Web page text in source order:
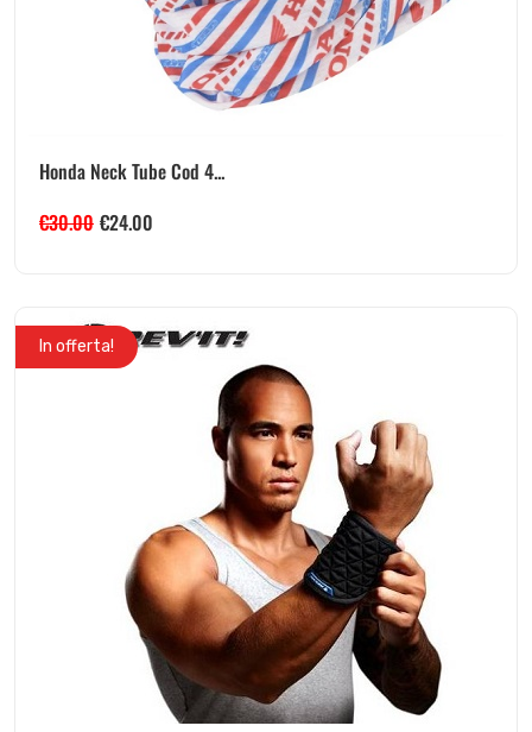
Honda Neck Tube Cod 4...
€30.00 €24.00
In offerta!